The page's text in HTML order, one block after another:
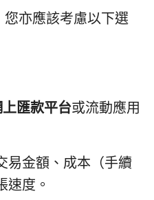
您亦應該考慮以下選
匯款平台或流動應用
易金額、成本（手續
速度。